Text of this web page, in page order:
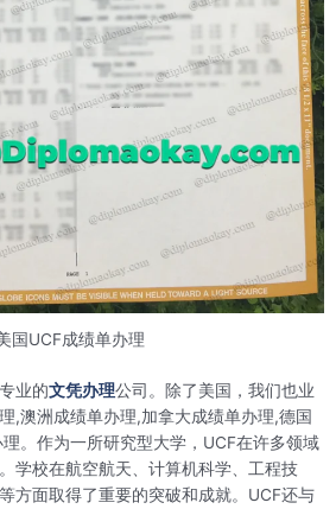
国UCF成绩单办理
业的文凭办理公司。除了美国，我们也业
,澳洲成绩单办理,加拿大成绩单办理,德国
。作为一所研究型大学，UCF在许多领域
学校在航空航天、计算机科学、工程技
方面取得了重要的突破和成就。UCF还与